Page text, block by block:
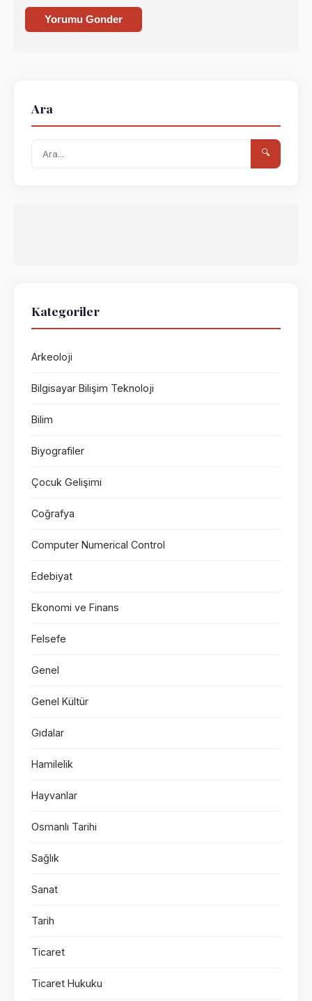
Yorumu Gonder
Ara
🔍
Kategoriler
Arkeoloji
Bilgisayar Bilişim Teknoloji
Bilim
Biyografiler
Çocuk Gelişimi
Coğrafya
Computer Numerical Control
Edebiyat
Ekonomi ve Finans
Felsefe
Genel
Genel Kültür
Gıdalar
Hamilelik
Hayvanlar
Osmanlı Tarihi
Sağlık
Sanat
Tarih
Ticaret
Ticaret Hukuku